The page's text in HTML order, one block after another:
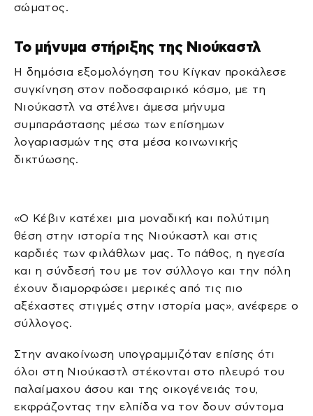
σώματος.
Το μήνυμα στήριξης της Νιούκαστλ
Η δημόσια εξομολόγηση του Κίγκαν προκάλεσε
συγκίνηση στον ποδοσφαιρικό κόσμο, με τη
Νιούκαστλ να στέλνει άμεσα μήνυμα
συμπαράστασης μέσω των επίσημων
λογαριασμών της στα μέσα κοινωνικής
δικτύωσης.
«Ο Κέβιν κατέχει μια μοναδική και πολύτιμη
θέση στην ιστορία της Νιούκαστλ και στις
καρδιές των φιλάθλων μας. Το πάθος, η ηγεσία
και η σύνδεσή του με τον σύλλογο και την πόλη
έχουν διαμορφώσει μερικές από τις πιο
αξέχαστες στιγμές στην ιστορία μας», ανέφερε ο
σύλλογος.
Στην ανακοίνωση υπογραμμιζόταν επίσης ότι
όλοι στη Νιούκαστλ στέκονται στο πλευρό του
παλαίμαχου άσου και της οικογένειάς του,
εκφράζοντας την ελπίδα να τον δουν σύντομα